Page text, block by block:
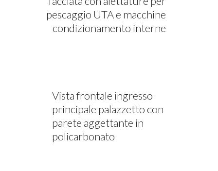
pescaggio UTA e macchine
condizionamento interne
Vista frontale ingresso
principale palazzetto con
parete aggettante in
policarbonato